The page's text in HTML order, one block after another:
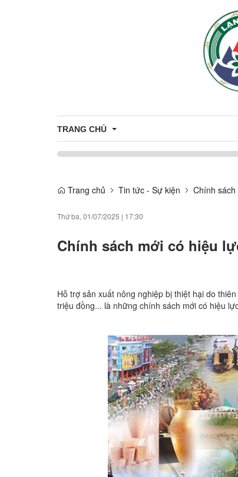
TRANG CHỦ
Trang chủ Tin tức - Sự kiện Chính
Thứ ba, 01/07/2025 | 17:30
Chính sách mới có hiệu
Hỗ trợ sản xuất nông nghiệp bị thiệt hại do
triệu đồng... là những chính sách mới có hiệu